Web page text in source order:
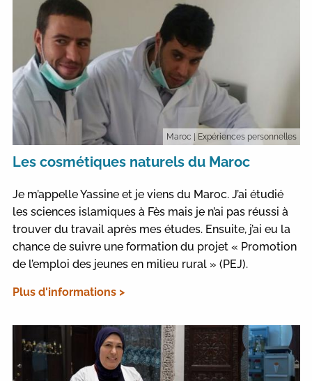
Maroc | Expériences personnelles
Les cosmétiques naturels du Maroc
Je m’appelle Yassine et je viens du Maroc. J’ai étudié
les sciences islamiques à Fès mais je n’ai pas réussi à
trouver du travail après mes études. Ensuite, j’ai eu la
chance de suivre une formation du projet « Promotion
de l’emploi des jeunes en milieu rural » (PEJ).
Plus d'informations >